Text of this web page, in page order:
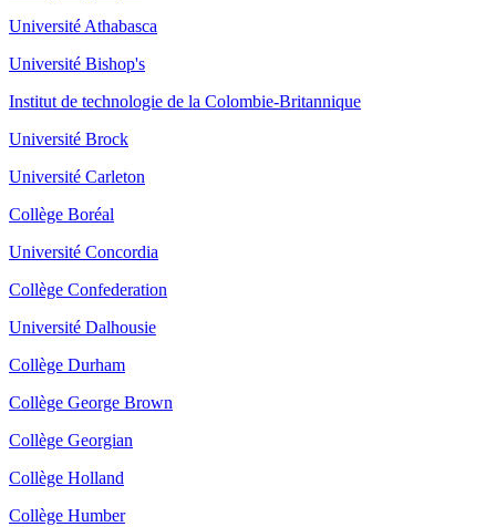
Université Athabasca
Université Bishop's
Institut de technologie de la Colombie-Britannique
Université Brock
Université Carleton
Collège Boréal
Université Concordia
Collège Confederation
Université Dalhousie
Collège Durham
Collège George Brown
Collège Georgian
Collège Holland
Collège Humber